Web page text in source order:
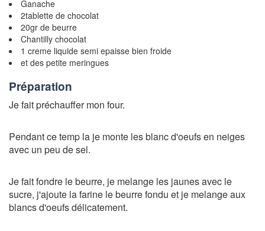
Ganache
2tablette de chocolat
20gr de beurre
Chantilly chocolat
1 creme liquide semi epaisse bien froide
et des petite meringues
Préparation
Je fait préchauffer mon four.
Pendant ce temp la je monte les blanc d'oeufs en neiges
avec un peu de sel.
Je fait fondre le beurre, je melange les jaunes avec le
sucre, j'ajoute la farine le beurre fondu et je melange aux
blancs d'oeufs délicatement.